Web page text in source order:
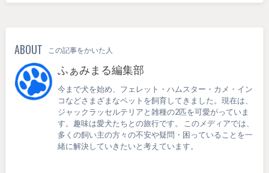
ABOUT この記事をかいた人
ふぁみまる編集部
今まで犬を始め、フェレット・ハムスター・カメ・イン
コなどさまざまなペットを飼育してきました。現在は、
ジャックラッセルテリアと雑種の2匹を可愛がっていま
す。趣味は愛犬たちとの旅行です。 このメディアでは、
多くの飼い主の方々の不安や疑問・困っていることを一
緒に解決していきたいと考えています。